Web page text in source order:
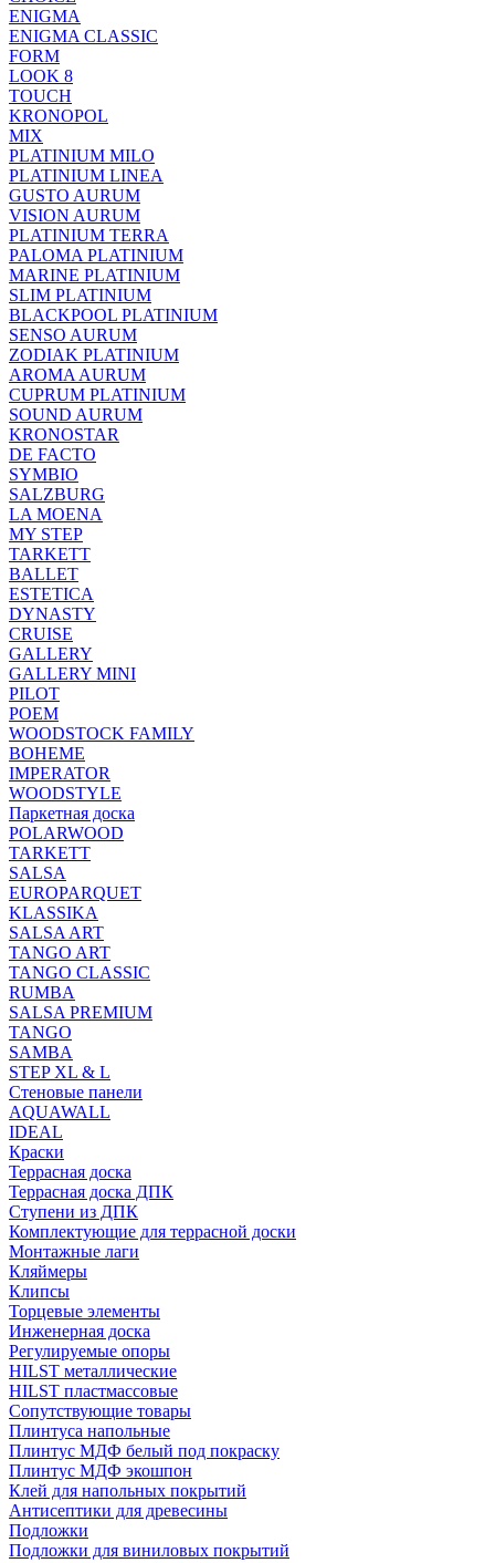
ENIGMA
ENIGMA CLASSIC
FORM
LOOK 8
TOUCH
KRONOPOL
MIX
PLATINIUM MILO
PLATINIUM LINEA
GUSTO AURUM
VISION AURUM
PLATINIUM TERRA
PALOMA PLATINIUM
MARINE PLATINIUM
SLIM PLATINIUM
BLACKPOOL PLATINIUM
SENSO AURUM
ZODIAK PLATINIUM
AROMA AURUM
CUPRUM PLATINIUM
SOUND AURUM
KRONOSTAR
DE FACTO
SYMBIO
SALZBURG
LA MOENA
MY STEP
TARKETT
BALLET
ESTETICA
DYNASTY
CRUISE
GALLERY
GALLERY MINI
PILOT
POEM
WOODSTOCK FAMILY
BOHEME
IMPERATOR
WOODSTYLE
Паркетная доска
POLARWOOD
TARKETT
SALSA
EUROPARQUET
KLASSIKA
SALSA ART
TANGO ART
TANGO CLASSIC
RUMBA
SALSA PREMIUM
TANGO
SAMBA
STEP XL & L
Стеновые панели
AQUAWALL
IDEAL
Краски
Террасная доска
Террасная доска ДПК
Ступени из ДПК
Комплектующие для террасной доски
Монтажные лаги
Кляймеры
Клипсы
Торцевые элементы
Инженерная доска
Регулируемые опоры
HILST металлические
HILST пластмассовые
Сопутствующие товары
Плинтуса напольные
Плинтус МДФ белый под покраску
Плинтус МДФ экошпон
Клей для напольных покрытий
Антисептики для древесины
Подложки
Подложки для виниловых покрытий